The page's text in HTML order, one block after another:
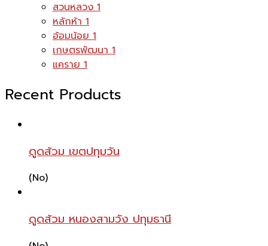
สวนหลวง1
หลักห้า1
อ้อมน้อย1
เกษตรพัฒนา1
แคราย1
Recent Products
ดูดส้วม เขตปทุมวัน
(No)
ดูดส้วม หนองสามวัง ปทุมธานี